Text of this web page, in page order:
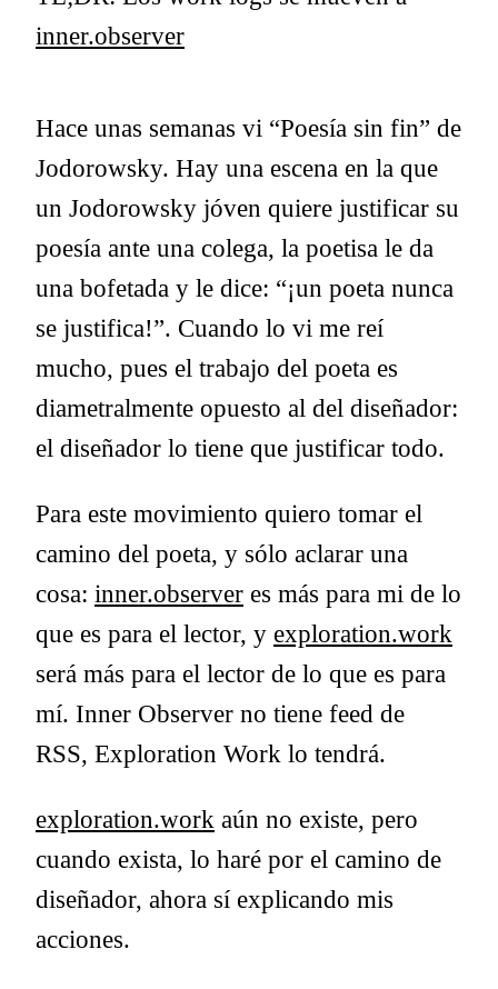
inner.observer
Hace unas semanas vi “Poesía sin fin” de
Jodorowsky. Hay una escena en la que
un Jodorowsky jóven quiere justificar su
poesía ante una colega, la poetisa le da
una bofetada y le dice: “¡un poeta nunca
se justifica!”. Cuando lo vi me reí
mucho, pues el trabajo del poeta es
diametralmente opuesto al del diseñador:
el diseñador lo tiene que justificar todo.
Para este movimiento quiero tomar el
camino del poeta, y sólo aclarar una
cosa: inner.observer es más para mi de lo
que es para el lector, y exploration.work
será más para el lector de lo que es para
mí. Inner Observer no tiene feed de
RSS, Exploration Work lo tendrá.
exploration.work aún no existe, pero
cuando exista, lo haré por el camino de
diseñador, ahora sí explicando mis
acciones.